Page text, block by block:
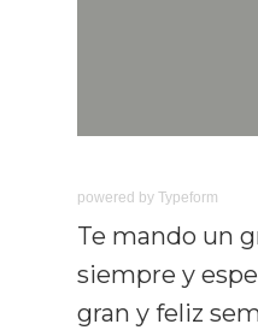
powered by Typeform
Te mando un
siempre y
gran y feliz